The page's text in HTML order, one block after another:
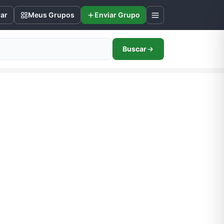
Meus Grupos Enviar Grupo
Buscar